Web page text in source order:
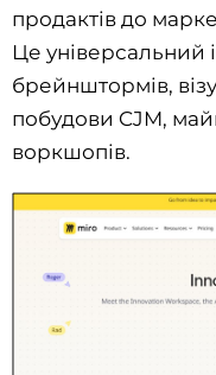
продактів до
Це універсальний
брейнштормів,
побудови CJM,
воркшопів.